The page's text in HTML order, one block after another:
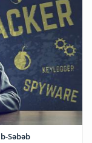
Səbəb